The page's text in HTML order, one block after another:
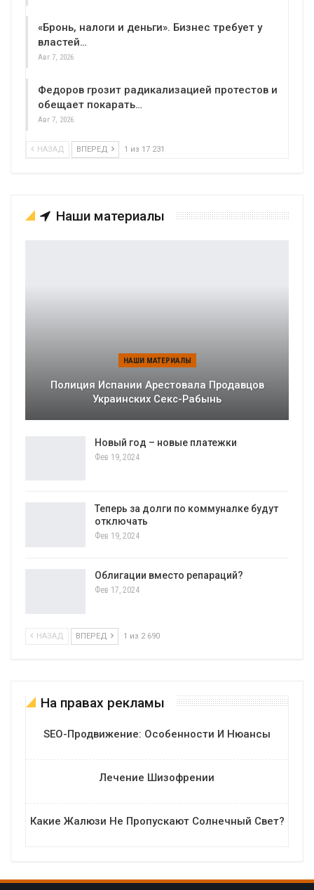
«Бронь, налоги и деньги». Бизнес требует у
властей…
Авг 7, 2026
Федоров грозит радикализацией протестов и
обещает покарать…
Авг 7, 2026
НАЗАД ВПЕРЕД 1 из 17 231
Наши материалы
НАШИ МАТЕРИАЛЫ
Полиция Испании Арестовала Продавцов
Украинских Секс-Рабынь
Новый год – новые платежки
Фев 19, 2024
Теперь за долги по коммуналке будут
отключать
Фев 19, 2024
Облигации вместо репараций?
Фев 17, 2024
НАЗАД ВПЕРЕД 1 из 2 690
На правах рекламы
SEO-Продвижение: Особенности И Нюансы
Лечение Шизофрении
Какие Жалюзи Не Пропускают Солнечный Свет?